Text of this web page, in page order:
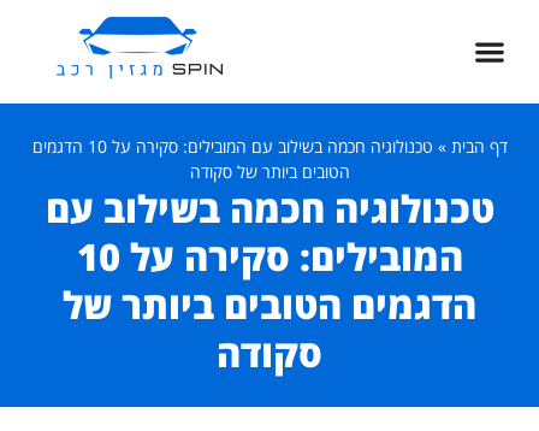
דף הבית »
טכנולוגיה חכמה בשילוב עם המובילים: סקירה על 10 הדגמים
הטובים ביותר של סקודה
טכנולוגיה חכמה בשילוב עם
המובילים: סקירה על 10
הדגמים הטובים ביותר של
סקודה